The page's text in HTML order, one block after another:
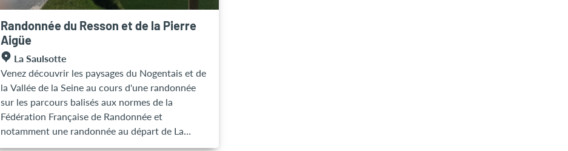
Randonnée du Resson et de la Pierre
Aigüe
La Saulsotte
Venez découvrir les paysages du Nogentais et de
la Vallée de la Seine au cours d'une randonnée
sur les parcours balisés aux normes de la
Fédération Française de Randonnée et
notamment une randonnée au départ de La
Saulsotte. Cette randonnée est disponible en 3